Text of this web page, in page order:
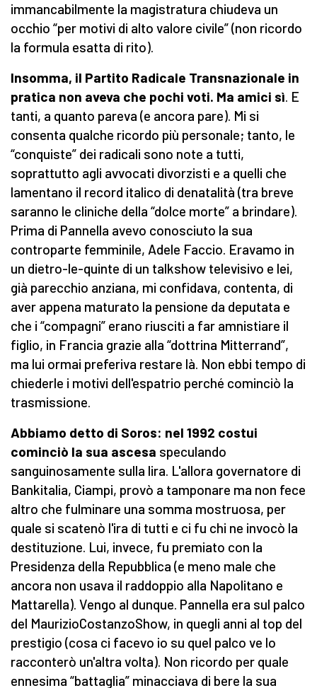
immancabilmente la magistratura chiudeva un
occhio “per motivi di alto valore civile” (non ricordo
la formula esatta di rito).
Insomma, il Partito Radicale Transnazionale in
pratica non aveva che pochi voti. Ma amici sì. E
tanti, a quanto pareva (e ancora pare). Mi si
consenta qualche ricordo più personale; tanto, le
“conquiste” dei radicali sono note a tutti,
soprattutto agli avvocati divorzisti e a quelli che
lamentano il record italico di denatalità (tra breve
saranno le cliniche della “dolce morte” a brindare).
Prima di Pannella avevo conosciuto la sua
controparte femminile, Adele Faccio. Eravamo in
un dietro-le-quinte di un talkshow televisivo e lei,
già parecchio anziana, mi confidava, contenta, di
aver appena maturato la pensione da deputata e
che i “compagni” erano riusciti a far amnistiare il
figlio, in Francia grazie alla “dottrina Mitterrand”,
ma lui ormai preferiva restare là. Non ebbi tempo di
chiederle i motivi dell'espatrio perché cominciò la
trasmissione.
Abbiamo detto di Soros: nel 1992 costui
cominciò la sua ascesa speculando
sanguinosamente sulla lira. L'allora governatore di
Bankitalia, Ciampi, provò a tamponare ma non fece
altro che fulminare una somma mostruosa, per
quale si scatenò l'ira di tutti e ci fu chi ne invocò la
destituzione. Lui, invece, fu premiato con la
Presidenza della Repubblica (e meno male che
ancora non usava il raddoppio alla Napolitano e
Mattarella). Vengo al dunque. Pannella era sul palco
del MaurizioCostanzoShow, in quegli anni al top del
prestigio (cosa ci facevo io su quel palco ve lo
racconterò un'altra volta). Non ricordo per quale
ennesima “battaglia” minacciava di bere la sua